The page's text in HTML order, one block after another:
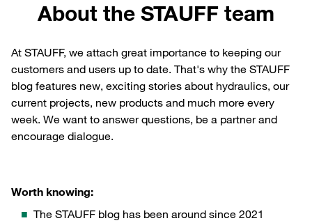
About the STAUFF team
At STAUFF, we attach great importance to keeping our
customers and users up to date. That's why the STAUFF
blog features new, exciting stories about hydraulics, our
current projects, new products and much more every
week. We want to answer questions, be a partner and
encourage dialogue.
Worth knowing:
The STAUFF blog has been around since 2021